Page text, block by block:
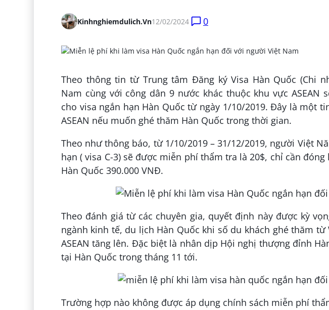
Kinhnghiemdulich.vn12/02/2024 0
Theo thông tin từ Trung tâm Đăng ký Visa Hàn Quốc (Chi
Nam cùng với công dân 9 nước khác thuộc khu vực
cho visa ngắn hạn Hàn Quốc từ ngày 1/10/2019. Đây là một
ASEAN nếu muốn ghé thăm Hàn Quốc trong thời gian.
Theo như thông báo, từ 1/10/2019 – 31/12/2019, người Việt
hạn ( visa C-3) sẽ được miễn phí thẩm tra là 20$, chỉ cần
Hàn Quốc 390.000 VNĐ.
Theo đánh giá từ các chuyên gia, quyết định này được kỳ
ngành kinh tế, du lịch Hàn Quốc khi số du khách ghé thăm
ASEAN tăng lên. Đặc biệt là nhân dịp Hội nghị thượng đỉnh
tại Hàn Quốc trong tháng 11 tới.
Trường hợp nào không được áp dụng chính sách miễn phí